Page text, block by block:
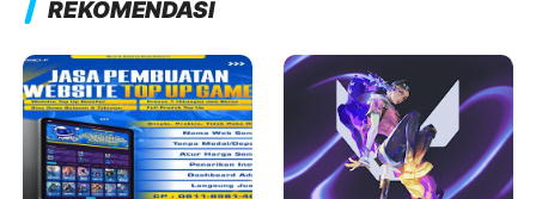
REKOMENDASI